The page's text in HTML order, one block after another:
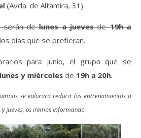
(Avda. de Altamira, 31).
serán delunes a juevesde19h a
días que se prefieran.
para junio, el grupo que se
lunes y miércoles de 19h a 20h.
se valorará reducir los entrenamientos a
jueves, os iremos informando